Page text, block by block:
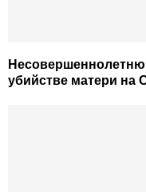
убийстве матери на